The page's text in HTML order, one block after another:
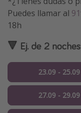
Puedes llamar al
18h
🔻 Ej. de 2 noches
23.09 -
27.09 -